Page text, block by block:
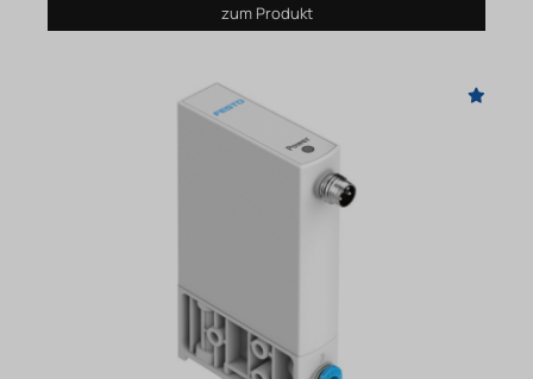
zum Produkt